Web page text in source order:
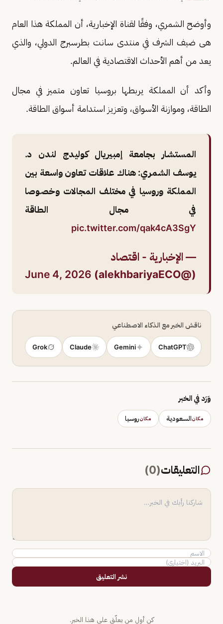
وأوضح الشمري، وفقًا لقناة الإخبارية، أن المملكة هذا العام
هى ضيف الشرف في منتدى سانت بطرسبرج الدولي، والذي
يعد من أهم الأحداث الاقتصادية في العالم.
وأكد أن المملكة يربطها بروسيا تعاون متميز في مجال
الطاقة، وموازنة الأسواق، وتعزيز استدامة أسواق الطاقة.
المستشار بجامعة إمبيريال كوليدج لندن د.
يوسف الشمري: هناك علاقات تعاون واسعة بين
المملكة وروسيا في مختلف المجالات وخصوصا
في مجال الطاقة
pic.twitter.com/qak4cA3SgY
— الإخبارية - اقتصاد
(@alekhbariyaECO)
June 4, 2026
ناقش الخبر مع الذكاء الاصطناعي
ChatGPT
Gemini
Claude
Grok
وَرَد في الخبر
مكانالسعودية مكانروسيا
التعليقات(
0
)
نشر التعليق
كن أول من يعلّق على هذا الخبر.